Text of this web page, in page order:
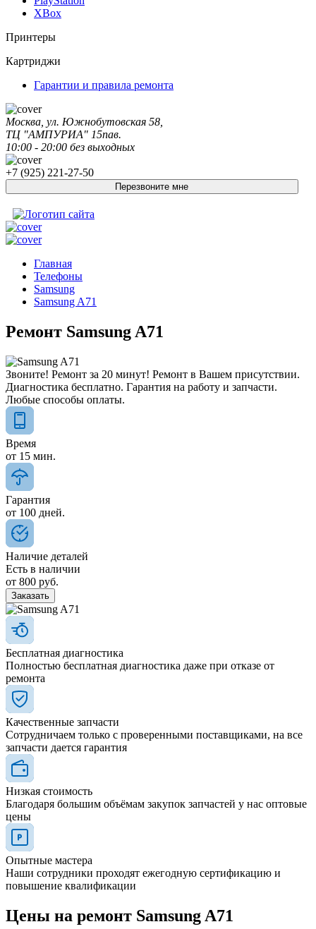
XBox
Принтеры
Картриджи
Гарантии и правила ремонта
Москва, ул. Южнобутовская 58,
ТЦ "АМПУРИА" 15пав.
10:00 - 20:00 без выходных
+7 (925) 221-27-50
Перезвоните мне
Главная
Телефоны
Samsung
Samsung A71
Ремонт Samsung A71
Звоните! Ремонт за 20 минут! Ремонт в Вашем присутствии.
Диагностика бесплатно. Гарантия на работу и запчасти.
Любые способы оплаты.
Время
от 15 мин.
Гарантия
от 100 дней.
Наличие деталей
Есть в наличии
от 800 руб.
Заказать
Бесплатная диагностика
Полностью бесплатная диагностика даже при отказе от
ремонта
Качественные запчасти
Сотрудничаем только с проверенными поставщиками, на все
запчасти дается гарантия
Низкая стоимость
Благодаря большим объёмам закупок запчастей у нас оптовые
цены
Опытные мастера
Наши сотрудники проходят ежегодную сертификацию и
повышение квалификации
Цены на ремонт Samsung A71